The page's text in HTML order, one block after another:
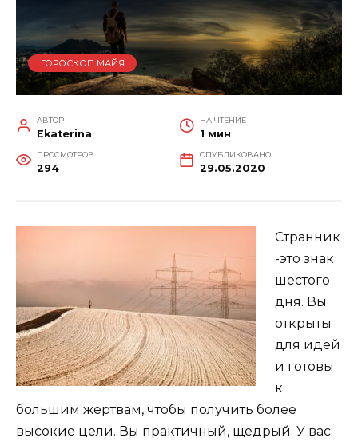
ГОРОСКОП МАЙЯ
АВТОР
Ekaterina
НА ЧТЕНИЕ
1 мин
ПРОСМОТРОВ
294
ОПУБЛИКОВАНО
29.05.2020
Странник
-это знак
шестого
дня. Вы
открыты
для идей
и готовы
к
большим жертвам, чтобы получить более
высокие цели. Вы практичный, щедрый. У вас